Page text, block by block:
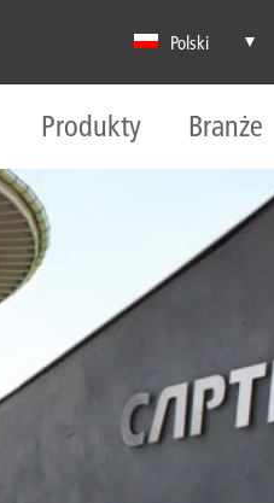
Polski
Produkty Branże